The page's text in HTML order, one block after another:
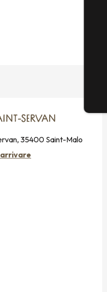
SERVAN
35400 Saint-Malo